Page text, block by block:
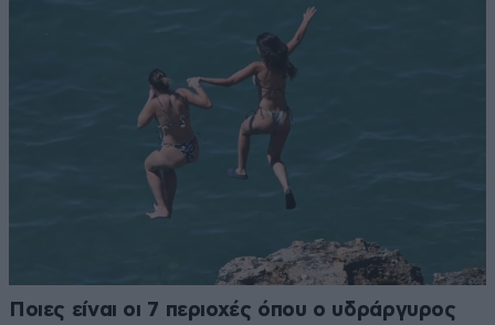
Ποιες είναι οι 7 περιοχές όπου ο υδράργυρος